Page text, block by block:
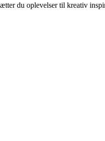
du oplevelser til kreativ